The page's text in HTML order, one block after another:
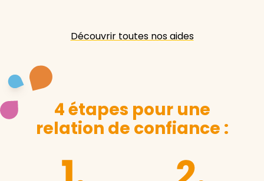
Découvrir toutes nos aides
4 étapes pour une
relation de confiance :